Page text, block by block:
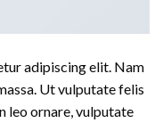
adipiscing elit. Nam
Ut vulputate felis
leo ornare, vulputate